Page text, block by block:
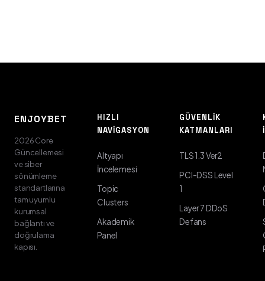
ENJOYBET
2026 Core
Güncellemesi
ve siber
sönümleme
standartlarına
tam uyumlu
kurumsal
bağlantı ve
doğrulama
kapısı.
HIZLI
NAVIGASYON
Altyapı
İncelemesi
Topic
Clusters
Akademik
Panel
GÜVENLIK
KATMANLARI
TLS 1.3 Ver2
PCI-DSS Level
1
Layer 7 DDoS
Defans